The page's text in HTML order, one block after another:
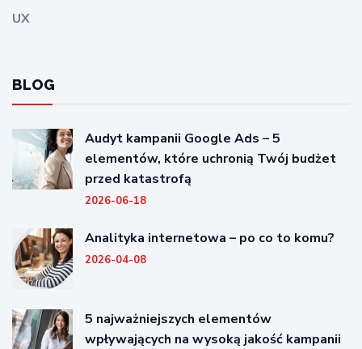
UX
BLOG
Audyt kampanii Google Ads – 5
elementów, które uchronią Twój budżet
przed katastrofą
2026-06-18
Analityka internetowa – po co to komu?
2026-04-08
5 najważniejszych elementów
wpływających na wysoką jakość kampanii